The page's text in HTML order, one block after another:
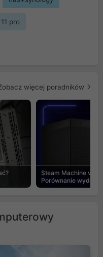
pro
więcej poradników
Steam Machine vs
Porównanie